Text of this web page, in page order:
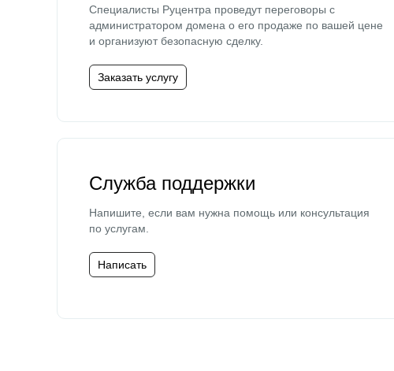
Специалисты Руцентра проведут переговоры с
администратором домена о его продаже по вашей цене
и организуют безопасную сделку.
Заказать услугу
Служба поддержки
Напишите, если вам нужна помощь или консультация
по услугам.
Написать